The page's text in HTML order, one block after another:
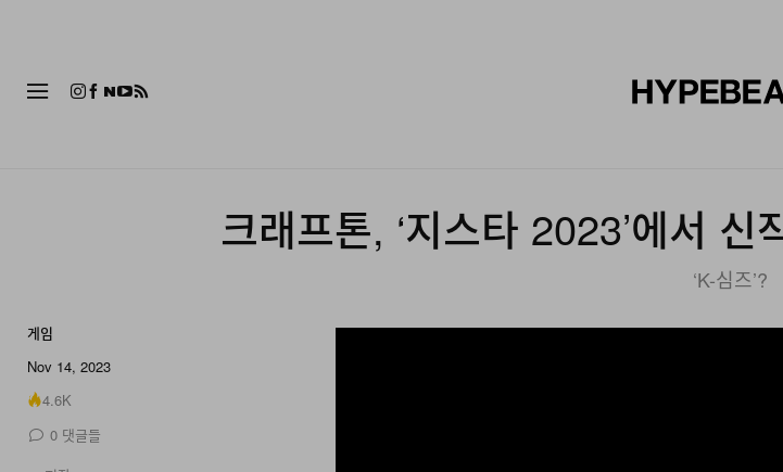
크래프톤, ‘지스타 2023’에서 신
‘K-심즈’?
게임
Nov 14, 2023
4.6K
0 댓글들